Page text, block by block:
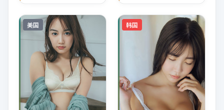
上更稳，适合喜欢细读
剧情的观众。
美国 韩国